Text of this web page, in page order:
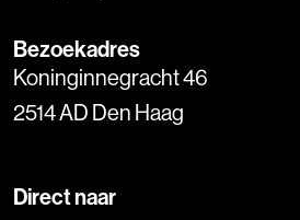
Bezoekadres
Koninginnegracht 46
2514 AD Den Haag
Direct naar